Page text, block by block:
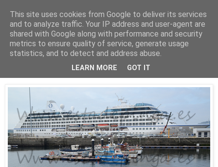
Está de pinga
16/8/16
This site uses cookies from Google to deliver its services
and to analyze traffic. Your IP address and user-agent are
shared with Google along with performance and security
metrics to ensure quality of service, generate usage
statistics, and to detect and address abuse.
LEARN MORE GOT IT